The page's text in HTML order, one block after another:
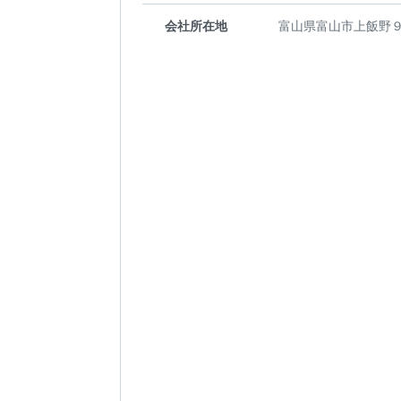
会社所在地 富山県富山市上飯野